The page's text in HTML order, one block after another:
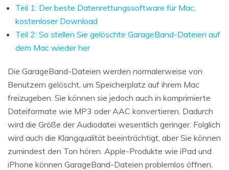
Teil 1: Der beste Datenrettungssoftware für Mac,
kostenloser Download
Teil 2: So stellen Sie gelöschte GarageBand-Dateien auf
dem Mac wieder her
Die GarageBand-Dateien werden normalerweise von
Benutzern gelöscht, um Speicherplatz auf ihrem Mac
freizugeben. Sie können sie jedoch auch in komprimierte
Dateiformate wie MP3 oder AAC konvertieren. Dadurch
wird die Größe der Audiodatei wesentlich geringer. Folglich
wird auch die Klangqualität beeinträchtigt, aber Sie können
zumindest den Ton hören. Apple-Produkte wie iPad und
iPhone können GarageBand-Dateien problemlos öffnen.